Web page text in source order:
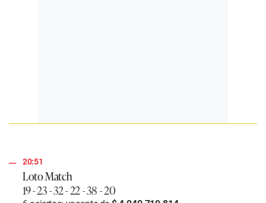
20:51
Loto Match
19 - 23 - 32 - 22 - 38 - 20